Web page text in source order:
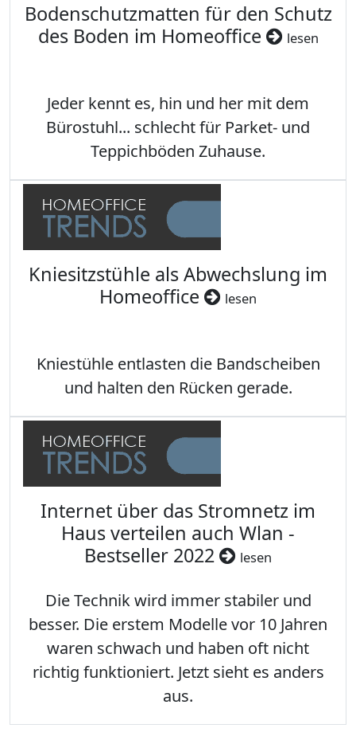
Bodenschutzmatten für den Schutz
des Boden im Homeoffice
lesen
Jeder kennt es, hin und her mit dem
Bürostuhl... schlecht für Parket- und
Teppichböden Zuhause.
Kniesitzstühle als Abwechslung im
Homeoffice
lesen
Kniestühle entlasten die Bandscheiben
und halten den Rücken gerade.
Internet über das Stromnetz im
Haus verteilen auch Wlan -
Bestseller 2022
lesen
Die Technik wird immer stabiler und
besser. Die erstem Modelle vor 10 Jahren
waren schwach und haben oft nicht
richtig funktioniert. Jetzt sieht es anders
aus.